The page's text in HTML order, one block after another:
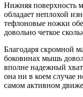
Нижняя поверхность
обладает неплохой
тефлоновые ножки
довольно четкое
Благодаря скромной
боковинах мышь
вполне надежный
она ни в коем случае
самом активном